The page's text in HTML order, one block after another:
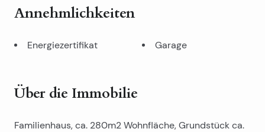
Annehmlichkeiten
Energiezertifikat Garage
Über die Immobilie
Familienhaus, ca. 280m2 Wohnfläche, Grundstück ca.